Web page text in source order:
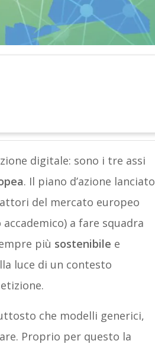
digitale: sono i tre assi
. Il piano d’azione lanciato
del mercato europeo
a fare squadra
più sostenibile e
luce di un contesto
che modelli generici,
Proprio per questo la